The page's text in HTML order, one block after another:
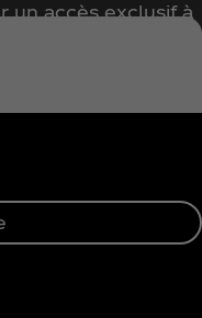
un accès exclusif à